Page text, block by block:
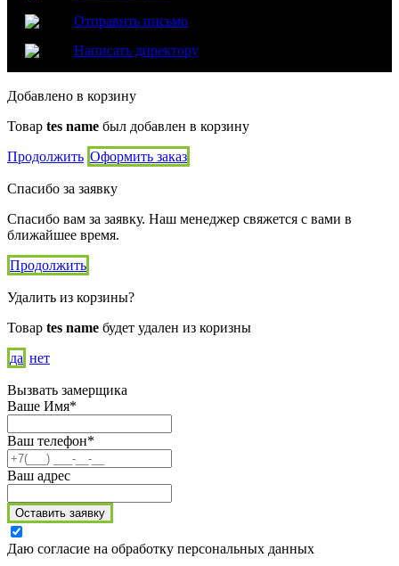
Отправить письмо
Написать директору
Добавлено в корзину
Товар tes name был добавлен в корзину
Продолжить Оформить заказ
Спасибо за заявку
Спасибо вам за заявку. Наш менеджер свяжется с вами в
ближайшее время.
Продолжить
Удалить из корзины?
Товар tes name будет удален из коризны
да нет
Вызвать замерщика
Ваше Имя*
Ваш телефон*
Ваш адрес
Оставить заявку
Даю согласие на обработку персональных данных